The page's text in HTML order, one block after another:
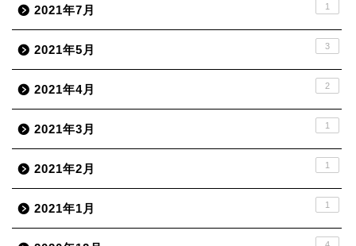
2021年7月 1
2021年5月 3
2021年4月 2
2021年3月 1
2021年2月 1
2021年1月 1
4